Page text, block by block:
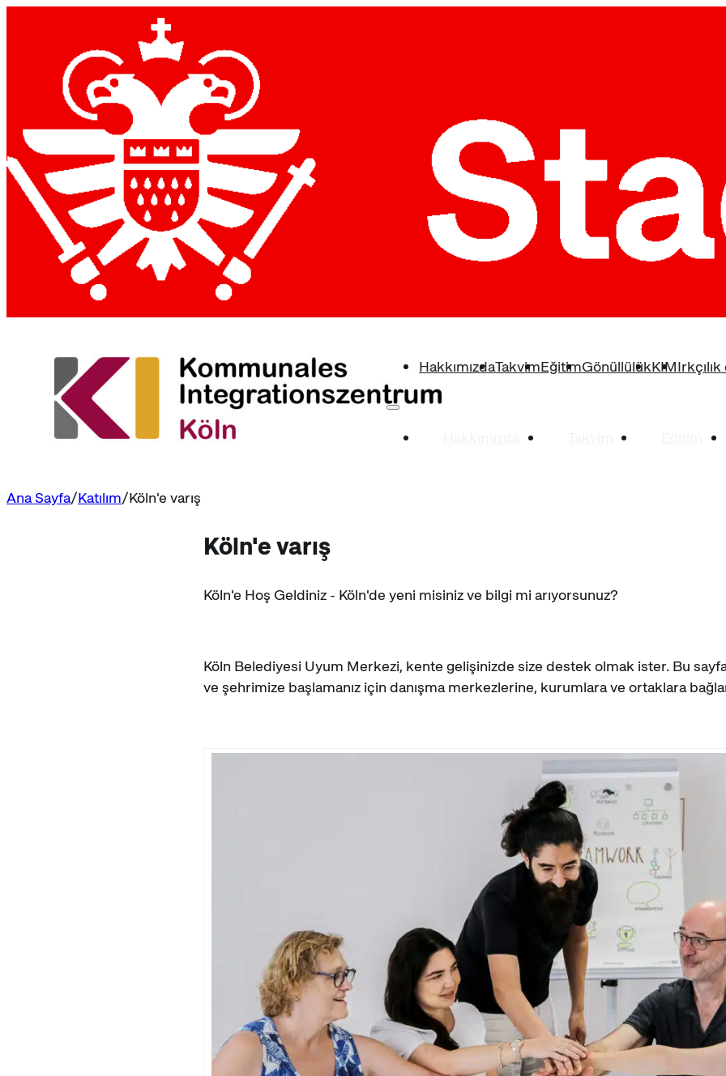
HakkımızdaTakvimEğitimGönüllülükKIM
Ana Sayfa Katılım Köln'e varış
Köln'e varış
Köln'e Hoş Geldiniz - Köln'de yeni misiniz ve bilgi mi arıyorsunuz?
Köln Belediyesi Uyum Merkezi, kente gelişinizde size destek olmak ister. Bu
ve şehrimize başlamanız için danışma merkezlerine, kurumlara ve ortaklara